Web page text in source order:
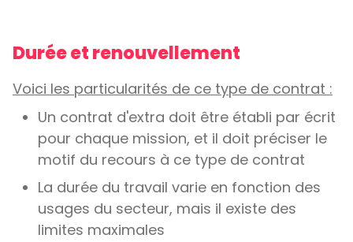
Durée et renouvellement
Voici les particularités de ce type de contrat :
Un contrat d'extra doit être établi par écrit
pour chaque mission, et il doit préciser le
motif du recours à ce type de contrat
La durée du travail varie en fonction des
usages du secteur, mais il existe des
limites maximales